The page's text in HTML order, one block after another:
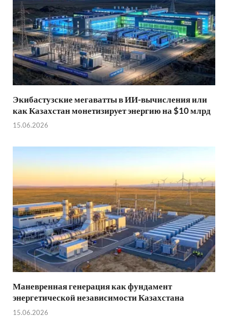
Экибастузские мегаватты в ИИ-вычисления или
как Казахстан монетизирует энергию на $10 млрд
15.06.2026
Маневренная генерация как фундамент
энергетической независимости Казахстана
15.06.2026